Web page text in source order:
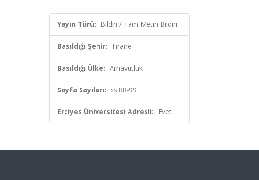
Yayın Türü: Bildiri / Tam Metin Bildiri
Basıldığı Şehir: Tirane
Basıldığı Ülke: Arnavutluk
Sayfa Sayıları: ss.88-99
Erciyes Üniversitesi Adresli: Evet